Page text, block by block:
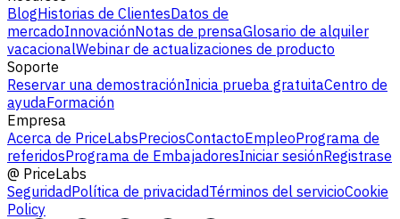
BlogHistorias de ClientesDatos de
mercadoInnovaciónNotas de prensaGlosario de alquiler
vacacionalWebinar de actualizaciones de producto
Soporte
Reservar una demostraciónInicia prueba gratuitaCentro de
ayudaFormación
Empresa
Acerca de PriceLabsPreciosContactoEmpleoPrograma de
referidosPrograma de EmbajadoresIniciar sesiónRegistrase
@ PriceLabs
SeguridadPolítica de privacidadTérminos del servicioCookie
Policy